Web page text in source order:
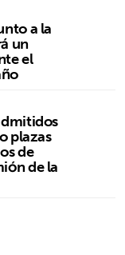
a la
un
el
plazas
de
de la